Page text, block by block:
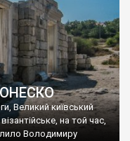
ЮНЕСКО
Великий київський
на той час,
Володимиру